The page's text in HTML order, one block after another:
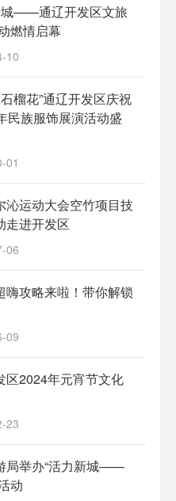
城——通辽开发区文旅
燃情启幕
10
榴花”通辽开发区庆祝
民族服饰展演活动盛
01
沁运动大会空竹项目技
走进开发区
06
嗨攻略来啦！带你解锁
09
区2024年元宵节文化
23
局举办“活力新城——
动